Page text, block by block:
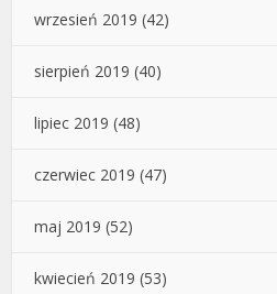
wrzesień 2019 (42)
sierpień 2019 (40)
lipiec 2019 (48)
czerwiec 2019 (47)
maj 2019 (52)
kwiecień 2019 (53)